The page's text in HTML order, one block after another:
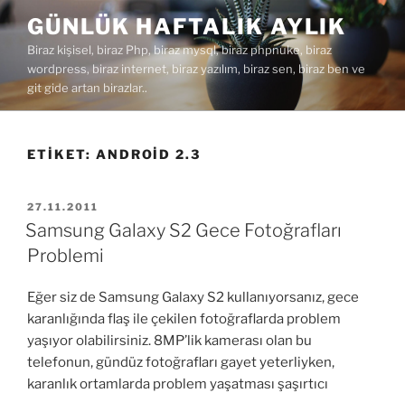
İçeriğe
geç
GÜNLÜK HAFTALIK AYLIK
Biraz kişisel, biraz Php, biraz mysql, biraz phpnuke, biraz
wordpress, biraz internet, biraz yazılım, biraz sen, biraz ben ve
git gide artan birazlar..
ETIKET: ANDROID 2.3
YAYIM
TARIHI
27.11.2011
Samsung Galaxy S2 Gece Fotoğrafları
Problemi
Eğer siz de Samsung Galaxy S2 kullanıyorsanız, gece
karanlığında flaş ile çekilen fotoğraflarda problem
yaşıyor olabilirsiniz. 8MP’lik kamerası olan bu
telefonun, gündüz fotoğrafları gayet yeterliyken,
karanlık ortamlarda problem yaşatması şaşırtıcı